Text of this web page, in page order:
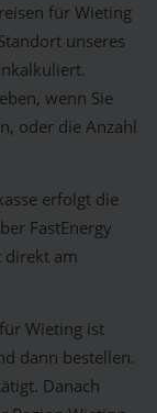
für Wieting
unseres
wenn Sie
oder die Anzahl
erfolgt die
FastEnergy
direkt am
Wieting ist
dann bestellen.
Danach